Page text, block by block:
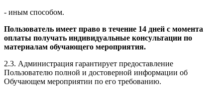
- иным способом.
Пользователь имеет право в течение 14 дней с момента
оплаты получать индивидуальные консультации по
материалам обучающего мероприятия.
2.3. Администрация гарантирует предоставление
Пользователю полной и достоверной информации об
Обучающем мероприятии по его требованию.